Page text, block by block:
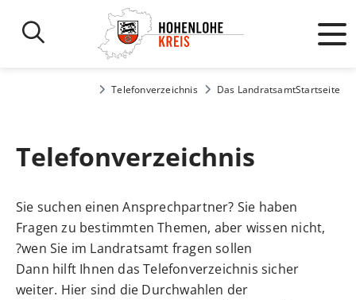
Startseite
Das Landratsamt
Telefonverzeichnis
Telefonverzeichnis
Sie suchen einen Ansprechpartner? Sie haben
Fragen zu bestimmten Themen, aber wissen nicht,
wen Sie im Landratsamt fragen sollen?
Dann hilft Ihnen das Telefonverzeichnis sicher
weiter. Hier sind die Durchwahlen der